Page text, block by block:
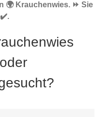
🌍 Krauchenwies. ⏩ Sie
✔️.